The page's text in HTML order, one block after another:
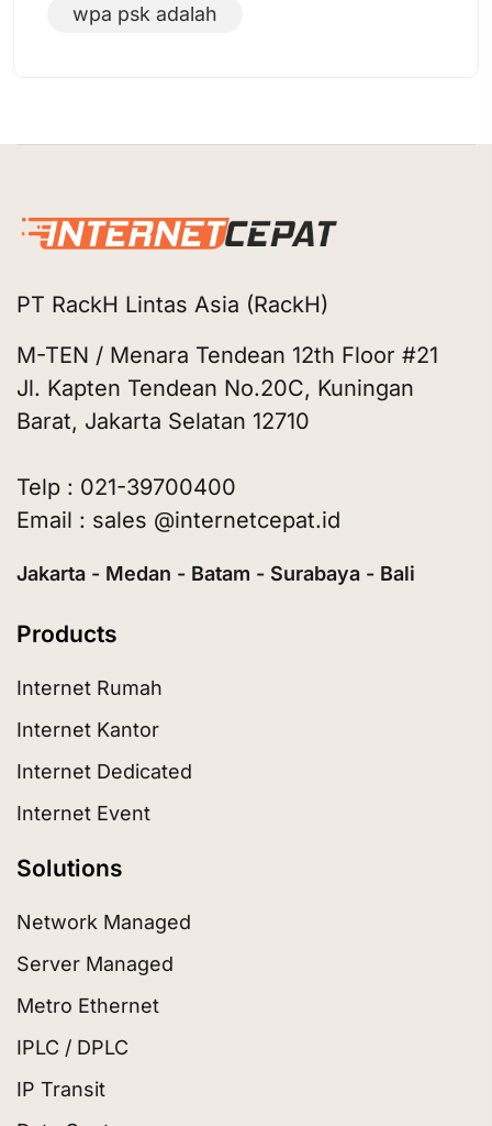
wpa psk adalah
PT RackH Lintas Asia (RackH)
M-TEN / Menara Tendean 12th Floor #21
Jl. Kapten Tendean No.20C, Kuningan
Barat, Jakarta Selatan 12710
Telp : 021-39700400
Email : sales @internetcepat.id
Jakarta - Medan - Batam - Surabaya - Bali
Products
Internet Rumah
Internet Kantor
Internet Dedicated
Internet Event
Solutions
Network Managed
Server Managed
Metro Ethernet
IPLC / DPLC
IP Transit